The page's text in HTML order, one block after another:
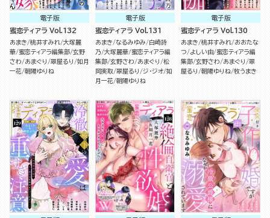
電子版
蜜恋ティアラ Vol.132
あまき 桃井すみれ 大塚麗
華 蜜恋ティアラ編集部 玄野
さわ
あまぐり 翠屋るり
如月
一花 朝陽ゆりね
電子版
蜜恋ティアラ Vol.131
あまき なるみゆみ
白崎詩
乃 大塚麗華 蜜恋ティアラ編
集部 玄野さわ あまぐり
松
岡実取 翠屋るり ジ・ジオ 如
月一花 朝陽ゆりね
電子版
蜜恋ティアラ Vol.130
あまき 桃井すみれ おおたな
つ
よしい由 蜜恋ティアラ編
集部 玄野さわ あまぐり
翠
屋るり
朝陽ゆりね 牧うまき